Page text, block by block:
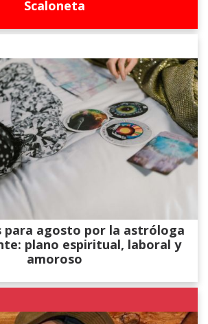
Scaloneta
para agosto por la astróloga
plano espiritual, laboral y
amoroso